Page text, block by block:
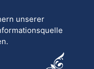
unserer